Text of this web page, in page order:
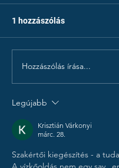
A jó tisztítószer nem
1 hozzászólás
Hozzászólás írása...
Legújabb
Krisztián Várkonyi
márc. 28.
Szakértői kiegészítés - a